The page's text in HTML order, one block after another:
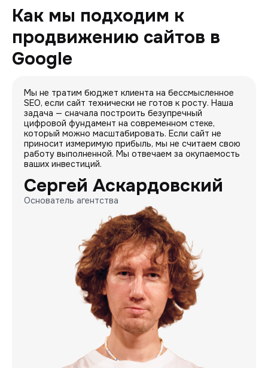
Как мы подходим к
продвижению сайтов в
Google
Мы не тратим бюджет клиента на бессмысленное
SEO, если сайт технически не готов к росту. Наша
задача — сначала построить безупречный
цифровой фундамент на современном стеке,
который можно масштабировать. Если сайт не
приносит измеримую прибыль, мы не считаем свою
работу выполненной. Мы отвечаем за окупаемость
ваших инвестиций.
Сергей Аскардовский
Основатель агентства